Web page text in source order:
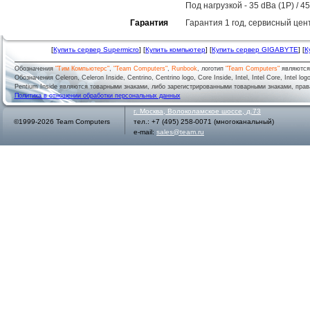
Под нагрузкой - 35 dBa (1P) /
Гарантия
Гарантия 1 год, сервисный
[Купить сервер Supermicro] [Купить компьютер] [Купить сервер GIGABYTE] [
Обозначения"Тим Компьютерс", "Team Computers", Runbook, логотип "Team Computers"
Обозначения Celeron, Celeron Inside, Centrino, Centrino logo, Core Inside, Intel, Intel Core, Intel
Pentium Inside являются товарными знаками, либо зарегистрированными товарными знаками,
Политика в отношении обработки персональных данных
©1999-2026 Team Computers
г. Москва
Волоколамское шоссе, д.73
тел.: +7 (495) 258-0071 (многоканальный)
e-mail: sales@team.ru